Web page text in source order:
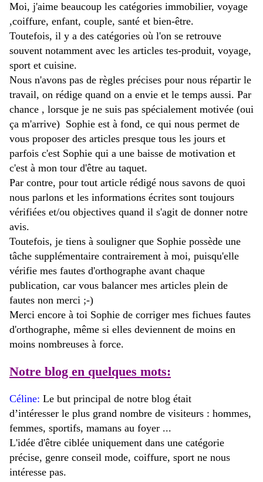
Moi, j'aime beaucoup les catégories immobilier, voyage
,coiffure, enfant, couple, santé et bien-être.
Toutefois, il y a des catégories où l'on se retrouve
souvent notamment avec les articles tes-produit, voyage,
sport et cuisine.
Nous n'avons pas de règles précises pour nous répartir le
travail, on rédige quand on a envie et le temps aussi. Par
chance , lorsque je ne suis pas spécialement motivée (oui
ça m'arrive) Sophie est à fond, ce qui nous permet de
vous proposer des articles presque tous les jours et
parfois c'est Sophie qui a une baisse de motivation et
c'est à mon tour d'être au taquet.
Par contre, pour tout article rédigé nous savons de quoi
nous parlons et les informations écrites sont toujours
vérifiées et/ou objectives quand il s'agit de donner notre
avis.
Toutefois, je tiens à souligner que Sophie possède une
tâche supplémentaire contrairement à moi, puisqu'elle
vérifie mes fautes d'orthographe avant chaque
publication, car vous balancer mes articles plein de
fautes non merci ;-)
Merci encore à toi Sophie de corriger mes fichues fautes
d'orthographe, même si elles deviennent de moins en
moins nombreuses à force.
Notre blog en quelques mots:
Céline: Le but principal de notre blog était
d’intéresser le plus grand nombre de visiteurs : hommes,
femmes, sportifs, mamans au foyer ...
L'idée d'être ciblée uniquement dans une catégorie
précise, genre conseil mode, coiffure, sport ne nous
intéresse pas.